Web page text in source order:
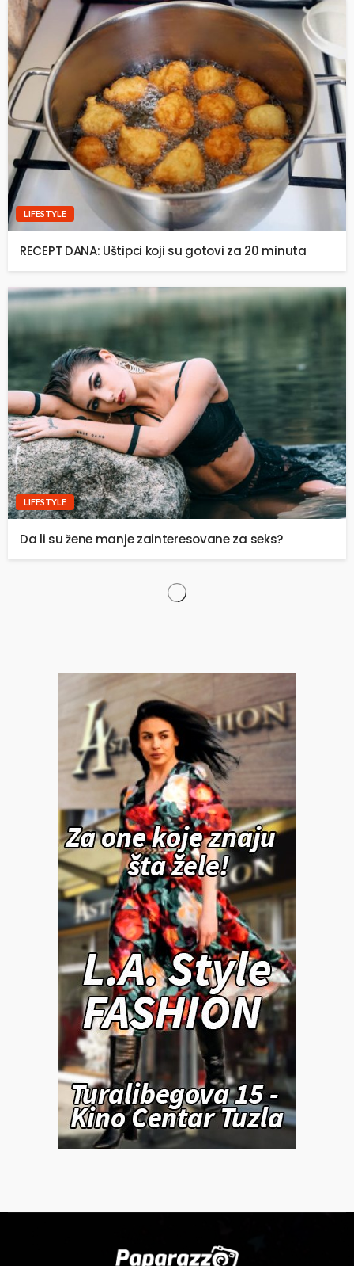
LIFESTYLE
RECEPT DANA: Uštipci koji su gotovi za 20 minuta
LIFESTYLE
Da li su žene manje zainteresovane za seks?